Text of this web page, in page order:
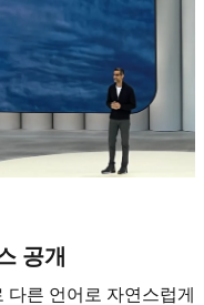
공개
른 언어로 자연스럽게